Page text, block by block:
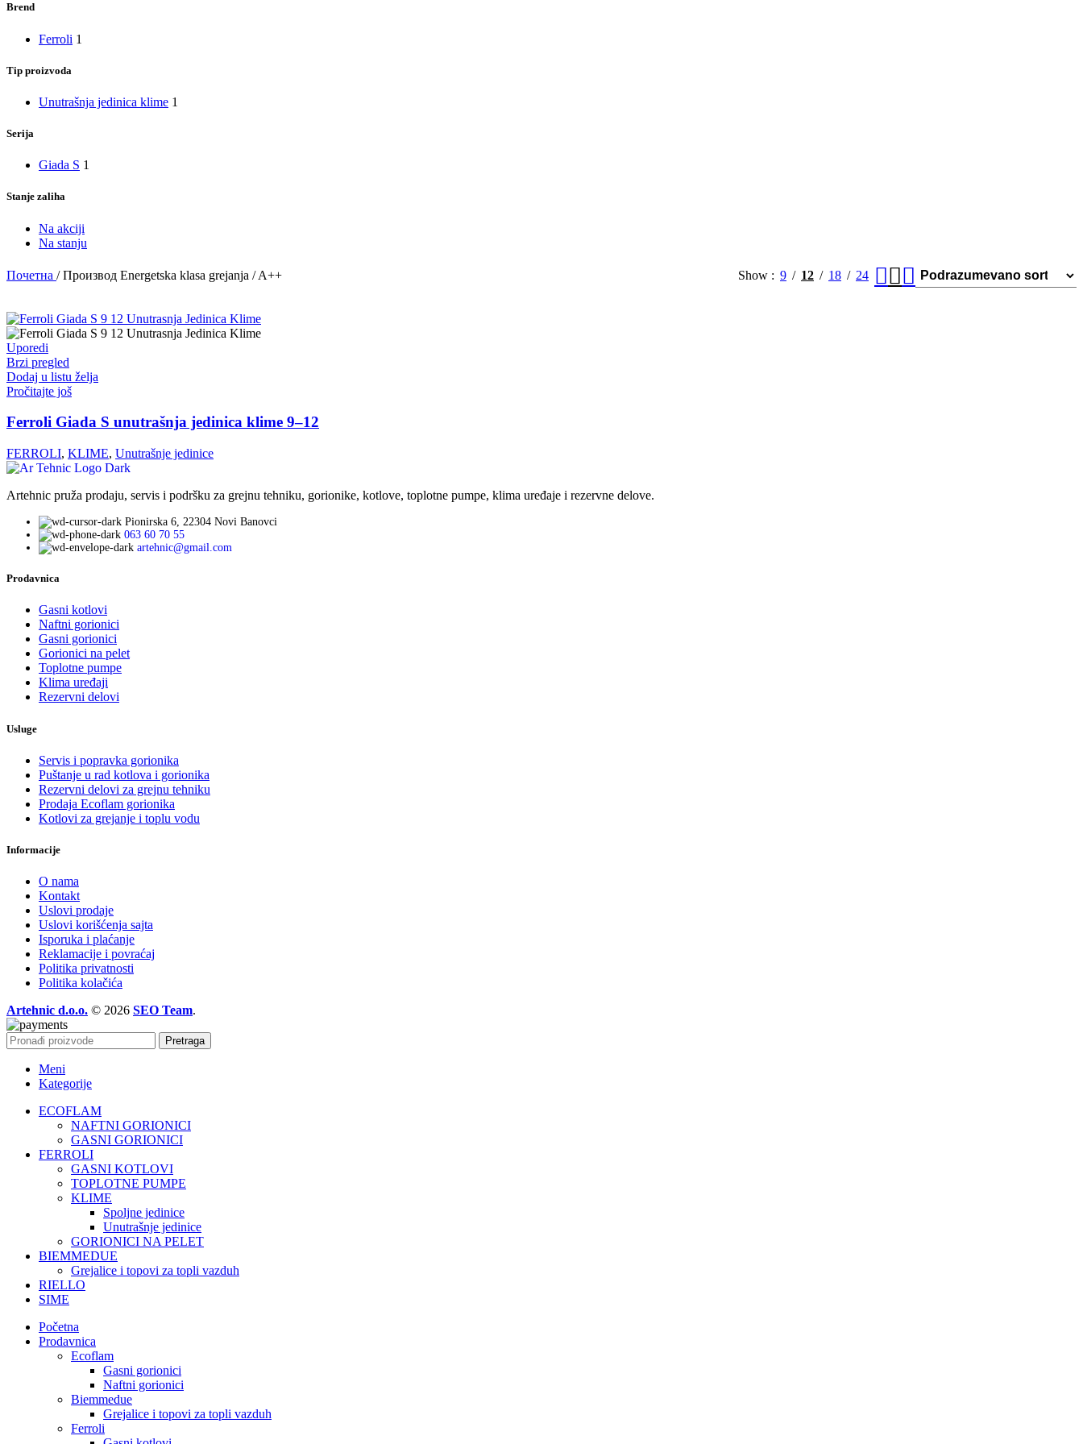
Brend
Ferroli 1
Tip proizvoda
Unutrašnja jedinica klime 1
Serija
Giada S 1
Stanje zaliha
Na akciji
Na stanju
Почетна / Производ Energetska klasa grejanja / A++ Show 9 12 18 24
Uporedi
Brzi pregled
Dodaj u listu želja
Pročitajte još
Ferroli Giada S unutrašnja jedinica klime 9–12
FERROLI, KLIME, Unutrašnje jedinice
Artehnic pruža prodaju, servis i podršku za grejnu tehniku, gorionike, kotlove, toplotne pumpe, klima uređaje i rezervne delove.
Pionirska 6, 22304 Novi Banovci
063 60 70 55
artehnic@gmail.com
Prodavnica
Gasni kotlovi
Naftni gorionici
Gasni gorionici
Gorionici na pelet
Toplotne pumpe
Klima uređaji
Rezervni delovi
Usluge
Servis i popravka gorionika
Puštanje u rad kotlova i gorionika
Rezervni delovi za grejnu tehniku
Prodaja Ecoflam gorionika
Kotlovi za grejanje i toplu vodu
Informacije
O nama
Kontakt
Uslovi prodaje
Uslovi korišćenja sajta
Isporuka i plaćanje
Reklamacije i povraćaj
Politika privatnosti
Politika kolačića
Artehnic d.o.o. © 2026 SEO Team.
Pretraga
Meni
Kategorije
ECOFLAM
NAFTNI GORIONICI
GASNI GORIONICI
FERROLI
GASNI KOTLOVI
TOPLOTNE PUMPE
KLIME
Spoljne jedinice
Unutrašnje jedinice
GORIONICI NA PELET
BIEMMEDUE
Grejalice i topovi za topli vazduh
RIELLO
SIME
Početna
Prodavnica
Ecoflam
Gasni gorionici
Naftni gorionici
Biemmedue
Grejalice i topovi za topli vazduh
Ferroli